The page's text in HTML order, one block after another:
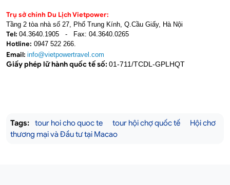
Trụ sở chính Du Lịch Vietpower:
Tầng 2 tòa nhà số 27, Phố Trung Kính, Q.Cầu Giấy, Hà Nội
Tel: 04.3640.1905 - Fax: 04.3640.0265
Hotline: 0947 522 266.
Email: info@vietpowertravel.com
Giấy phép lữ hành quốc tế số: 01-711/TCDL-GPLHQT
Tags: tour hoi cho quoc te tour hội chợ quốc tế
Hội chơ
thương mại và Đầu tư tại Macao